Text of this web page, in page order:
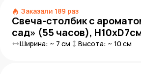
Заказали 189 раз
Свеча-столбик с
сад» (55 часов),
Ширина: ~ 7 см Высота: ~ 10 см